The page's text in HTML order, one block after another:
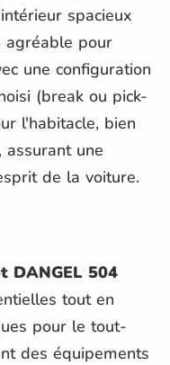
spacieux
agréable pour
une configuration
(break ou pick-
l'habitacle, bien
assurant une
de la voiture.
DANGEL 504
tout en
pour le tout-
des équipements